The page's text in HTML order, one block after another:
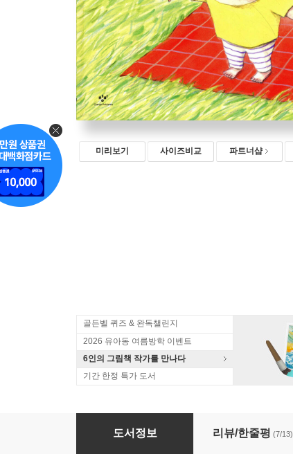
미리보기 사이즈비교 파트너샵
골든벨 퀴즈 & 완독챌린지
2026 유아동 여름방학 이벤트
6인의 그림책 작가를 만나다
기간 한정 특가 도서
[더책] 나는 자라요
도서정보 리뷰/한줄평 (7/13)